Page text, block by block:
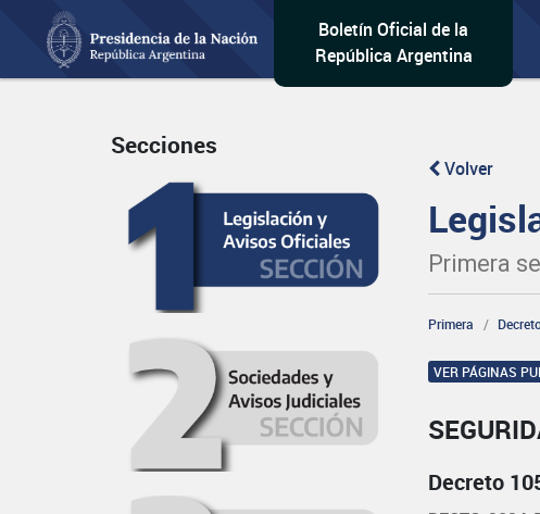
Boletín Oficial de la
República Argentina
Secciones
Volver
Primera
Primera
VER PÁGINAS
Decreto